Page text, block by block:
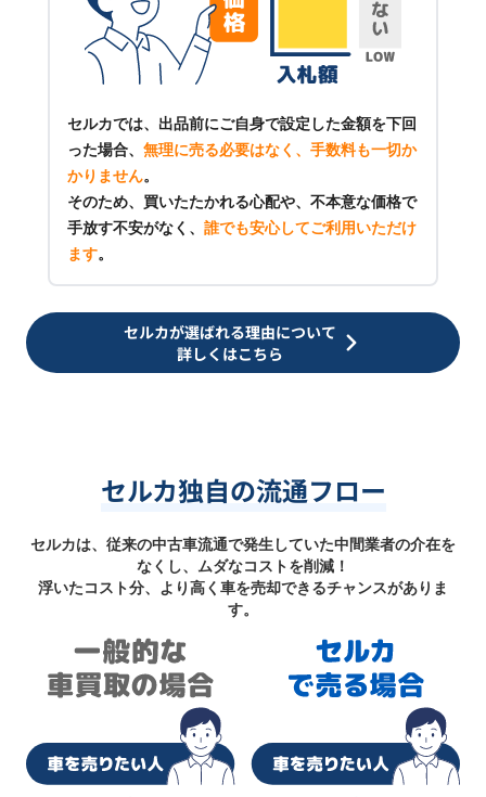
セルカでは、出品前にご自身で設定した金額を下回
った場合、 無理に売る必要はなく、手数料も一切か
かりません。
そのため、買いたたかれる心配や、不本意な価格で
手放す不安がなく、 誰でも安心してご利用いただけ
ます。
セルカが選ばれる理由について
詳しくはこちら
セルカ独自の流通フロー
セルカは、従来の中古車流通で発生していた中間業者の介在を
なくし、ムダなコストを削減！
浮いたコスト分、より高く車を売却できるチャンスがありま
す。